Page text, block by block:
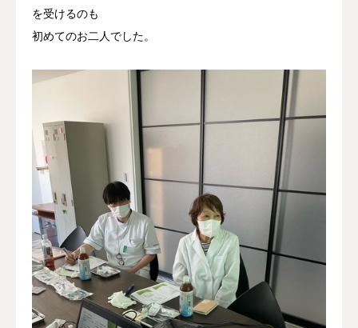
を受けるのも
初めてのお二人でした。
お知らせ
お問い合わせ